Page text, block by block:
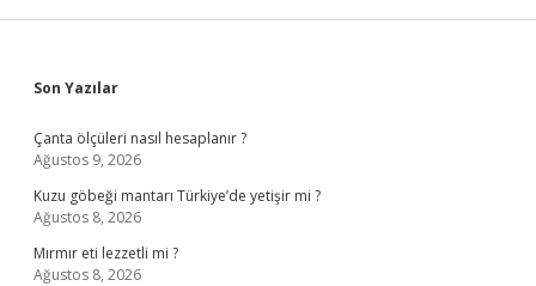
Sidebar
Son Yazılar
Çanta ölçüleri nasıl hesaplanır ?
Ağustos 9, 2026
Kuzu göbeği mantarı Türkiye’de yetişir mi ?
Ağustos 8, 2026
Mırmır eti lezzetli mi ?
Ağustos 8, 2026